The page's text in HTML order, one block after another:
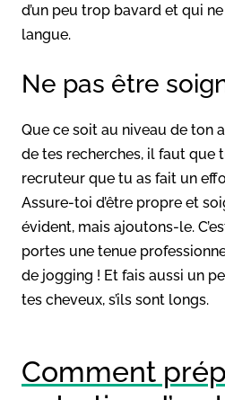
d’un peu trop bavard et qui
langue.
Ne pas être
Que ce soit au niveau de ton
de tes recherches, il faut que
recruteur que tu as fait un
Assure-toi d’être propre et
évident, mais ajoutons-le.
portes une tenue
de jogging ! Et fais aussi un
tes cheveux, s’ils sont longs.
Comment